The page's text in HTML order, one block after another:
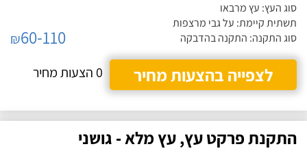
סוג העץ: עץ מרבאו
תשתית קיימת: על גבי מרצפות
סוג התקנה: התקנה בהדבקה
₪60-110
לצפייה בהצעות מחיר
0 הצעות מחיר
התקנת פרקט עץ, עץ מלא - גושני